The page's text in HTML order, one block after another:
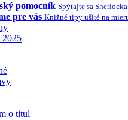
pomocník Spýtajte sa
pre vás Knižné tipy ušité na
o titul